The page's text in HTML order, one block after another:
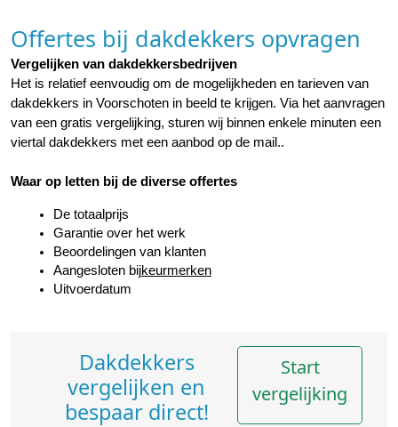
Offertes bij dakdekkers opvragen
Vergelijken van dakdekkersbedrijven
Het is relatief eenvoudig om de mogelijkheden en tarieven van
dakdekkers in Voorschoten in beeld te krijgen. Via het aanvragen
van een gratis vergelijking, sturen wij binnen enkele minuten een
viertal dakdekkers met een aanbod op de mail..
Waar op letten bij de diverse offertes
De totaalprijs
Garantie over het werk
Beoordelingen van klanten
Aangesloten bijkeurmerken
Uitvoerdatum
Dakdekkers
vergelijken en
bespaar direct!
Start
vergelijking